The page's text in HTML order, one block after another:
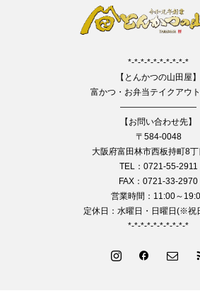
*-*-*-*-*-*-*-*-*-*
【とんかつの山田屋】
富かつ・お弁当テイクアウ
—————————
【お問い合わせ先】
〒584-0048
大阪府富田林市西板持町8
TEL：0721-55-2911
FAX：0721-33-2970
営業時間：11:00～
定休日：水曜日・日曜日(※祝
*-*-*-*-*-*-*-*-*-*